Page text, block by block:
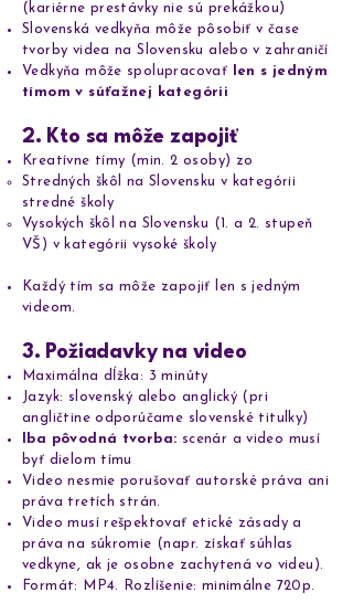
(kariérne prestávky nie sú prekážkou)
Slovenská vedkyňa môže pôsobiť v čase
tvorby videa na Slovensku alebo v zahraničí
Vedkyňa môže spolupracovať
len s jedným
tímom v súťažnej kategórii
2. Kto sa môže zapojiť
Kreatívne tímy (min. 2 osoby) zo
Stredných škôl na Slovensku v kategórii
stredné školy
Vysokých škôl na Slovensku (1. a 2. stupeň
VŠ) v kategórii vysoké školy
Každý tím sa môže zapojiť len s jedným
videom.
3. Požiadavky na video
Maximálna dĺžka: 3 minúty
Jazyk: slovenský alebo anglický (pri
angličtine odporúčame slovenské titulky)
Iba pôvodná tvorba: scenár a video musí
byť dielom tímu
Video nesmie porušovať autorské práva ani
práva tretích strán.
Video musí rešpektovať etické zásady a
práva na súkromie (napr. získať súhlas
vedkyne, ak je osobne zachytená vo videu).
Formát: MP4. Rozlíšenie: minimálne 720p.